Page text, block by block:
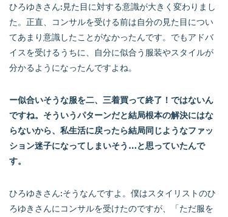
ひろゆきさん:見た目に対する意識が大きく変わりまし
た。正直、コンサルを受ける前は自分の見た目につい
てあまり意識したことがなかったんです。でもアドバ
イスを受けるうちに、自分に似合う服装やスタイルが
分かるようになったんですよね。
ー似合いそうな服を二、三着買って終了！ではないん
ですね。そういうパターンだと結局根本の解決にはな
らないから、私生活に戻ったら結局同じようなファッ
ション迷子になってしまいそう…と思っていたんで
す。
ひろゆきさん:そうなんですよ。僕はスタイリストのひ
ろゆきさんにコンサルを受けたのですが、「ただ服を